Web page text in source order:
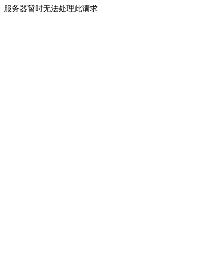
服务器暂时无法处理此请求